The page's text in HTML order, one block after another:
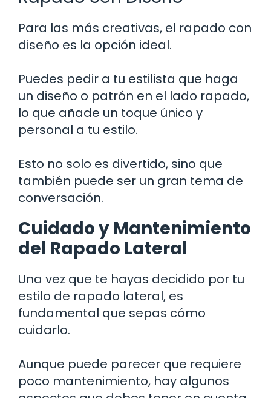
Para las más creativas, el rapado con
diseño es la opción ideal.
Puedes pedir a tu estilista que haga
un diseño o patrón en el lado rapado,
lo que añade un toque único y
personal a tu estilo.
Esto no solo es divertido, sino que
también puede ser un gran tema de
conversación.
Cuidado y Mantenimiento
del Rapado Lateral
Una vez que te hayas decidido por tu
estilo de rapado lateral, es
fundamental que sepas cómo
cuidarlo.
Aunque puede parecer que requiere
poco mantenimiento, hay algunos